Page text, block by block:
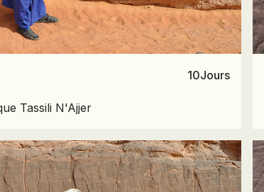
10Jours
Tassili N'Ajjer